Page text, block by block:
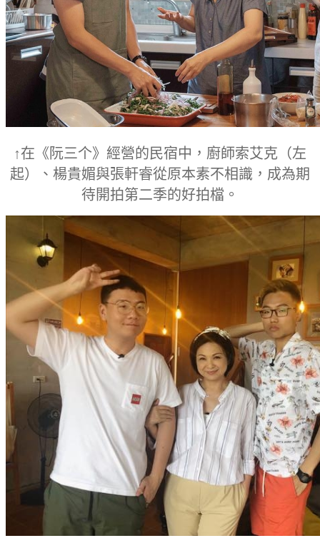
↑在《阮三个》經營的民宿中，廚師索艾克（左
起）、楊貴媚與張軒睿從原本素不相識，成為期
待開拍第二季的好拍檔。